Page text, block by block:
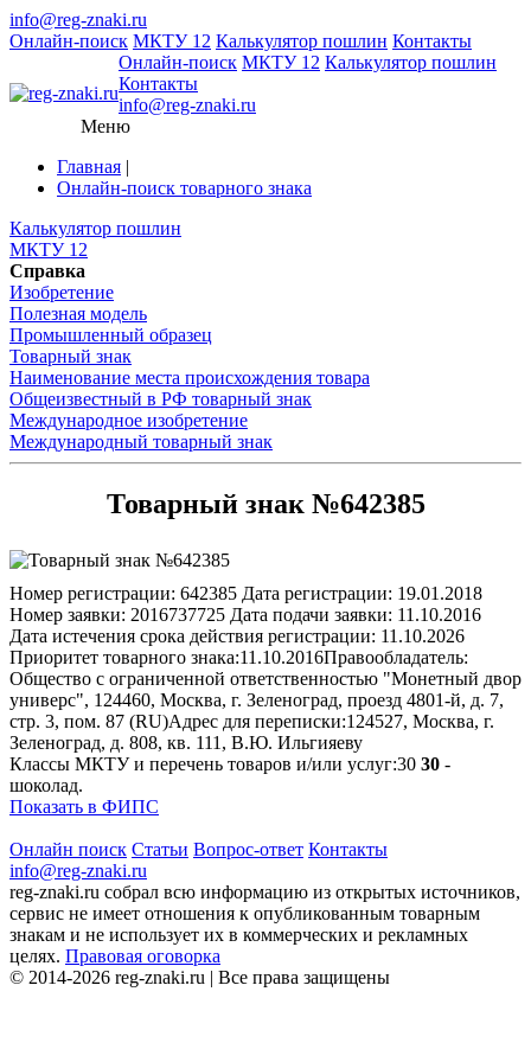
info@reg-znaki.ru
Онлайн-поиск МКТУ 12 Калькулятор пошлин Контакты
Онлайн-поиск МКТУ 12 Калькулятор пошлин
Контакты
info@reg-znaki.ru
Меню
Главная |
Онлайн-поиск товарного знака
Калькулятор пошлин
МКТУ 12
Справка
Изобретение
Полезная модель
Промышленный образец
Товарный знак
Наименование места происхождения товара
Общеизвестный в РФ товарный знак
Международное изобретение
Международный товарный знак
Товарный знак №642385
Номер регистрации: 642385 Дата регистрации: 19.01.2018
Номер заявки: 2016737725 Дата подачи заявки: 11.10.2016
Дата истечения срока действия регистрации: 11.10.2026
Приоритет товарного знака:11.10.2016Правообладатель:
Общество с ограниченной ответственностью "Монетный двор
универс", 124460, Москва, г. Зеленоград, проезд 4801-й, д. 7,
стр. 3, пом. 87 (RU)Адрес для переписки:124527, Москва, г.
Зеленоград, д. 808, кв. 111, В.Ю. Ильгияеву
Классы МКТУ и перечень товаров и/или услуг:30 30 -
шоколад.
Показать в ФИПС
Онлайн поиск Статьи Вопрос-ответ Контакты
info@reg-znaki.ru
reg-znaki.ru собрал всю информацию из открытых источников,
сервис не имеет отношения к опубликованным товарным
знакам и не использует их в коммерческих и рекламных
целях. Правовая оговорка
© 2014-2026 reg-znaki.ru | Все права защищены